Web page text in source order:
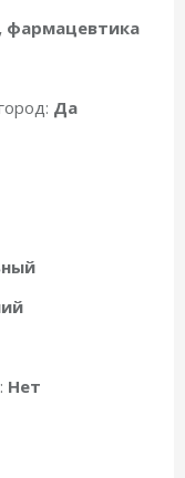
фармацевтика
Да
Нет